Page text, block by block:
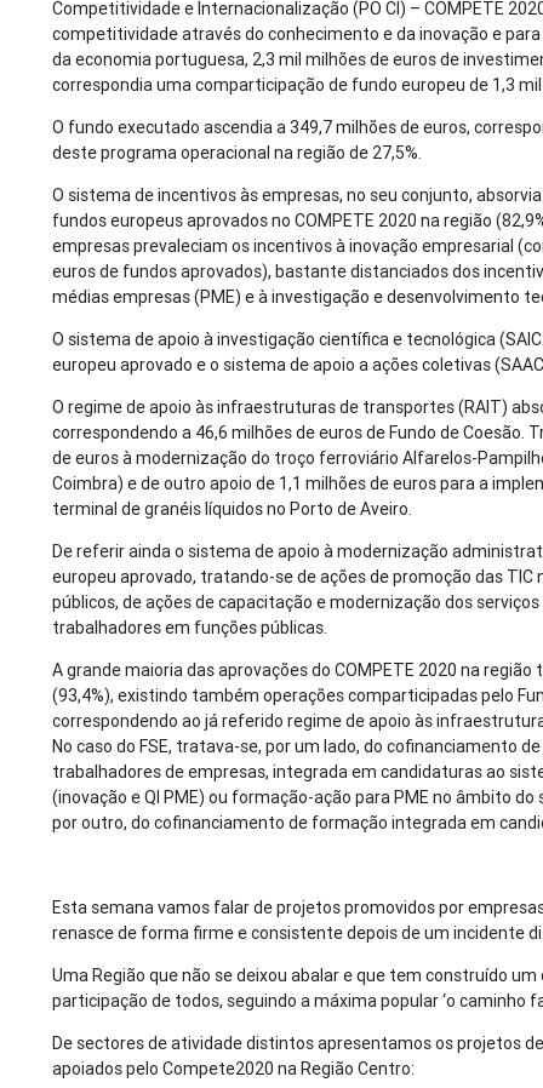
Competitividade e Internacionalização (PO CI) – COMPETE
competitividade através do conhecimento e da inovação e
da economia portuguesa, 2,3 mil milhões de euros de
correspondia uma comparticipação de fundo europeu de 1,3
O fundo executado ascendia a 349,7 milhões de euros,
deste programa operacional na região de 27,5%.
O sistema de incentivos às empresas, no seu conjunto,
fundos europeus aprovados no COMPETE 2020 na região
empresas prevaleciam os incentivos à inovação empresarial
euros de fundos aprovados), bastante distanciados dos
médias empresas (PME) e à investigação e desenvolvimento
O sistema de apoio à investigação científica e tecnológica
europeu aprovado e o sistema de apoio a ações coletivas
O regime de apoio às infraestruturas de transportes (RAIT)
correspondendo a 46,6 milhões de euros de Fundo de Coesão.
de euros à modernização do troço ferroviário Alfarelos-
Coimbra) e de outro apoio de 1,1 milhões de euros para a
terminal de granéis líquidos no Porto de Aveiro.
De referir ainda o sistema de apoio à modernização
europeu aprovado, tratando-se de ações de promoção das TIC
públicos, de ações de capacitação e modernização dos
trabalhadores em funções públicas.
A grande maioria das aprovações do COMPETE 2020 na região
(93,4%), existindo também operações comparticipadas pelo
correspondendo ao já referido regime de apoio às
No caso do FSE, tratava-se, por um lado, do cofinanciamento
trabalhadores de empresas, integrada em candidaturas ao
(inovação e QI PME) ou formação-ação para PME no âmbito do
por outro, do cofinanciamento de formação integrada em
Esta semana vamos falar de projetos promovidos por
renasce de forma firme e consistente depois de um incidente
Uma Região que não se deixou abalar e que tem construído
participação de todos, seguindo a máxima popular ‘o caminho
De sectores de atividade distintos apresentamos os projetos
apoiados pelo Compete2020 na Região Centro: